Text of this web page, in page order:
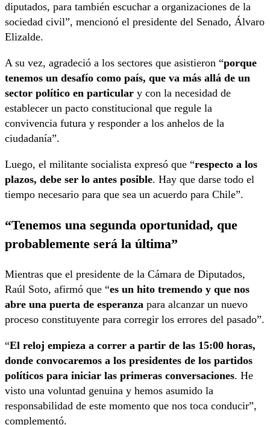
diputados, para también escuchar a organizaciones de la
sociedad civil”, mencionó el presidente del Senado, Álvaro
Elizalde.
A su vez, agradeció a los sectores que asistieron “porque
tenemos un desafío como país, que va más allá de un
sector político en particular y con la necesidad de
establecer un pacto constitucional que regule la
convivencia futura y responder a los anhelos de la
ciudadanía”.
Luego, el militante socialista expresó que “respecto a los
plazos, debe ser lo antes posible. Hay que darse todo el
tiempo necesario para que sea un acuerdo para Chile”.
“Tenemos una segunda oportunidad, que
probablemente será la última”
Mientras que el presidente de la Cámara de Diputados,
Raúl Soto, afirmó que “es un hito tremendo y que nos
abre una puerta de esperanza para alcanzar un nuevo
proceso constituyente para corregir los errores del pasado”.
“El reloj empieza a correr a partir de las 15:00 horas,
donde convocaremos a los presidentes de los partidos
políticos para iniciar las primeras conversaciones. He
visto una voluntad genuina y hemos asumido la
responsabilidad de este momento que nos toca conducir”,
complementó.